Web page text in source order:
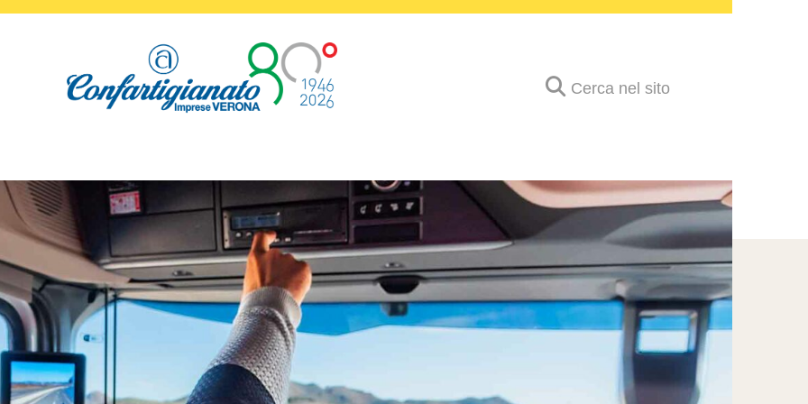
Cerca nel sito